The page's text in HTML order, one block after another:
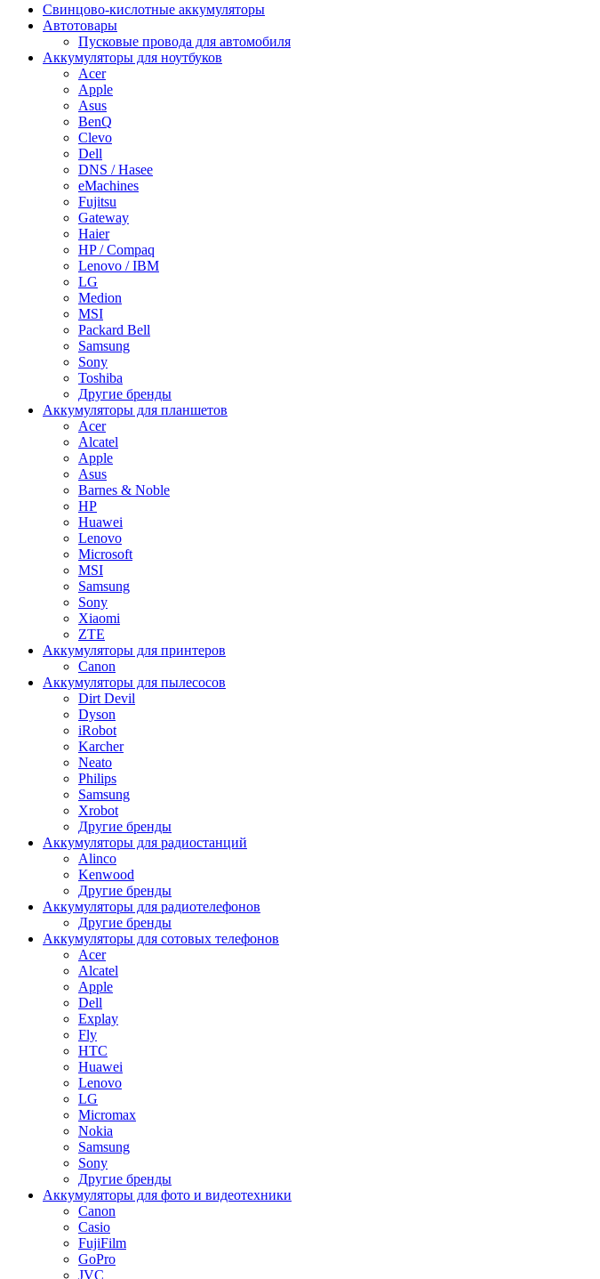
Cвинцово-кислотные аккумуляторы
Автотовары
Пусковые провода для автомобиля
Аккумуляторы для ноутбуков
Acer
Apple
Asus
BenQ
Clevo
Dell
DNS / Hasee
eMachines
Fujitsu
Gateway
Haier
HP / Compaq
Lenovo / IBM
LG
Medion
MSI
Packard Bell
Samsung
Sony
Toshiba
Другие бренды
Аккумуляторы для планшетов
Acer
Alcatel
Apple
Asus
Barnes & Noble
HP
Huawei
Lenovo
Microsoft
MSI
Samsung
Sony
Xiaomi
ZTE
Аккумуляторы для принтеров
Canon
Аккумуляторы для пылесосов
Dirt Devil
Dyson
iRobot
Karcher
Neato
Philips
Samsung
Xrobot
Другие бренды
Аккумуляторы для радиостанций
Alinco
Kenwood
Другие бренды
Аккумуляторы для радиотелефонов
Другие бренды
Аккумуляторы для сотовых телефонов
Acer
Alcatel
Apple
Dell
Explay
Fly
HTC
Huawei
Lenovo
LG
Micromax
Nokia
Samsung
Sony
Другие бренды
Аккумуляторы для фото и видеотехники
Canon
Casio
FujiFilm
GoPro
JVC